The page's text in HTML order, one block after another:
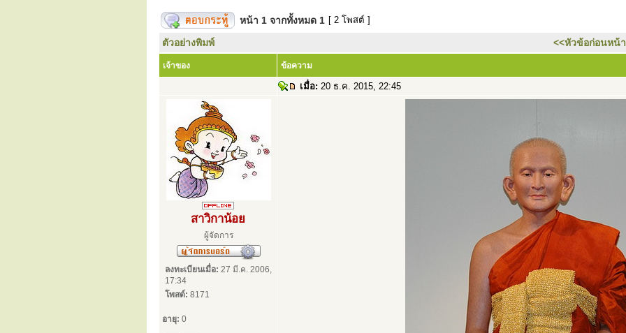
หน้า 1 จากทั้งหมด 1 [ 2 โพสต์ ]
ตัวอย่างพิมพ์ <<หัวข้อก่อนหน้า
เจ้าของ ข้อความ
เมื่อ: 20 ธ.ค. 2015, 22:45
สาวิกาน้อย
ผู้จัดการ
ลงทะเบียนเมื่อ: 27 มี.ค. 2006,
17:34
โพสต์: 8171
อายุ: 0